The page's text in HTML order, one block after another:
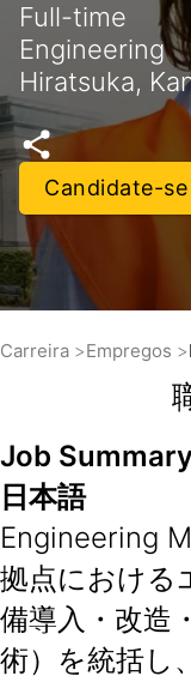
Full-time
Engineering
Hiratsuka,
Candidate-
Carreira Empregos
Job
日本語
Engineering
拠点における
備導入・改造
術）を統括し